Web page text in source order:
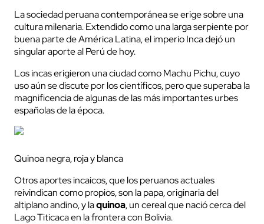
La sociedad peruana contemporánea se erige sobre una
cultura milenaria. Extendido como una larga serpiente por
buena parte de América Latina, el imperio Inca dejó un
singular aporte al Perú de hoy.
Los incas erigieron una ciudad como Machu Pichu, cuyo
uso aún se discute por los científicos, pero que superaba la
magnificencia de algunas de las más importantes urbes
españolas de la época.
Quinoa negra, roja y blanca
Otros aportes incaicos, que los peruanos actuales
reivindican como propios, son la papa, originaria del
altiplano andino, y laquinoa, un cereal que nació cerca del
Lago Titicaca en la frontera con Bolivia.